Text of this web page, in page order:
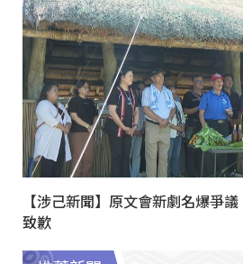
【涉己新聞】原文會新劇名爆爭
致歉